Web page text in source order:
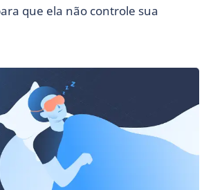
que ela não controle sua